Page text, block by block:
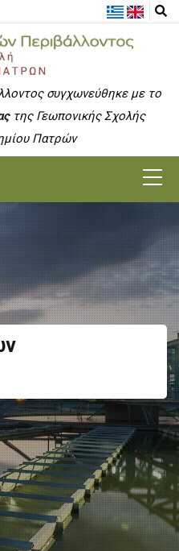
συγχωνεύθηκε με το
της Γεωπονικής Σχολής
Πατρών